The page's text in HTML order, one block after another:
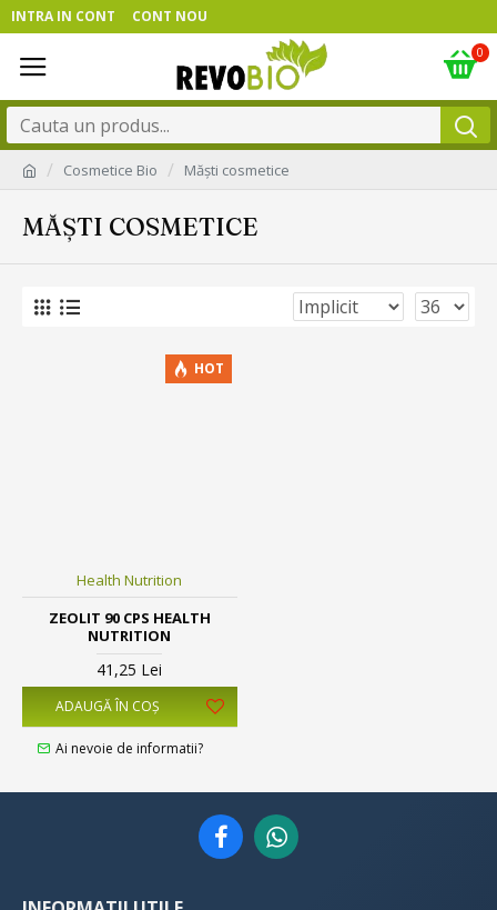
INTRA IN CONT CONT NOU
0
Cosmetice Bio Măști cosmetice
MĂȘTI COSMETICE
HOT
Health Nutrition
ZEOLIT 90 CPS HEALTH
NUTRITION
41,25 Lei
ADAUGĂ ÎN COŞ
Ai nevoie de informatii?